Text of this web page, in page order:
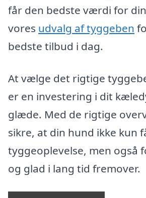
får den bedste værdi for
vores udvalg af tyggeben
bedste tilbud i dag.
At vælge det rigtige
er en investering i dit
glæde. Med de rigtige
sikre, at din hund ikke kun
tyggeoplevelse, men også
og glad i lang tid fremover.